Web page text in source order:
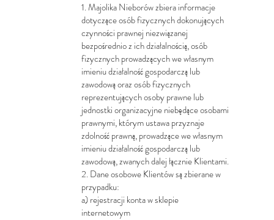
1. Majolika Nieborów zbiera informacje
dotyczące osób fizycznych dokonujących
czynności prawnej niezwiązanej
bezpośrednio z ich działalnością, osób
fizycznych prowadzących we własnym
imieniu działalność gospodarczą lub
zawodową oraz osób fizycznych
reprezentujących osoby prawne lub
jednostki organizacyjne niebędące osobami
prawnymi, którym ustawa przyznaje
zdolność prawną, prowadzące we własnym
imieniu działalność gospodarczą lub
zawodową, zwanych dalej łącznie Klientami.
2. Dane osobowe Klientów są zbierane w
przypadku:
a) rejestracji konta w sklepie
internetowym